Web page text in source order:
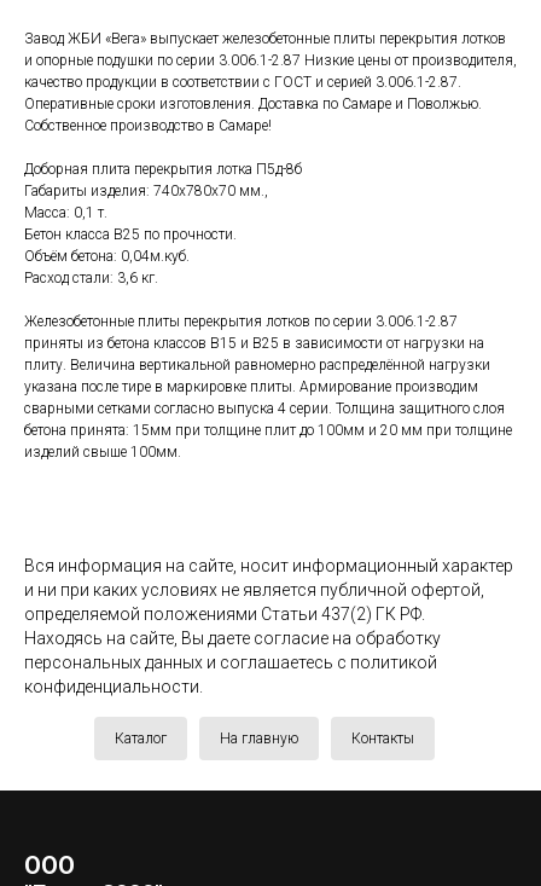
Завод ЖБИ «Вега» выпускает железобетонные плиты перекрытия лотков
и опорные подушки по серии 3.006.1-2.87 Низкие цены от производителя,
качество продукции в соответствии с ГОСТ и серией 3.006.1-2.87.
Оперативные сроки изготовления. Доставка по Самаре и Поволжью.
Собственное производство в Самаре!
Доборная плита перекрытия лотка П5д-8б
Габариты изделия: 740x780x70 мм.,
Масса: 0,1 т.
Бетон класса В25 по прочности.
Объём бетона: 0,04м.куб.
Расход стали: 3,6 кг.
Железобетонные плиты перекрытия лотков по серии 3.006.1-2.87
приняты из бетона классов B15 и B25 в зависимости от нагрузки на
плиту. Величина вертикальной равномерно распределённой нагрузки
указана после тире в маркировке плиты. Армирование производим
сварными сетками согласно выпуска 4 серии. Толщина защитного слоя
бетона принята: 15мм при толщине плит до 100мм и 20 мм при толщине
изделий свыше 100мм.
Вся информация на сайте, носит информационный характер
и ни при каких условиях не является публичной офертой,
определяемой положениями Статьи 437(2) ГК РФ.
Находясь на сайте, Вы даете согласие на обработку
персональных данных и соглашаетесь c политикой
конфиденциальности.
Каталог На главную Контакты
ООО